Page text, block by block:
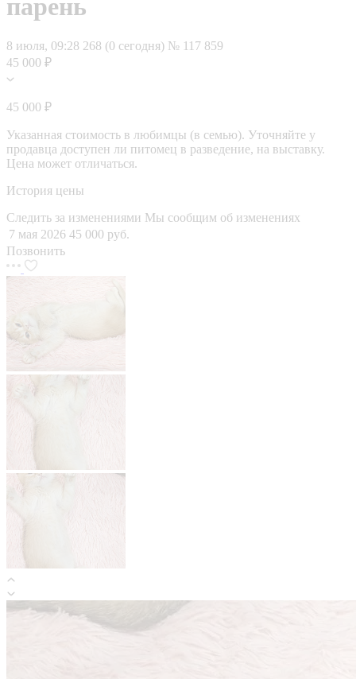
парень
8 июля, 09:28 268 (0 сегодня) № 117 859
45 000 ₽
45 000 ₽
Указанная стоимость в любимцы (в семью). Уточняйте у
продавца доступен ли питомец в разведение, на выставку.
Цена может отличаться.
История цены
Следить за изменениями Мы сообщим об изменениях
7 мая 2026 45 000 руб.
Позвонить